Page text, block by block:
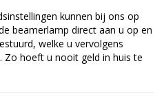
kunnen bij ons op
beamerlamp direct aan u op en
welke u vervolgens
Zo hoeft u nooit geld in huis te